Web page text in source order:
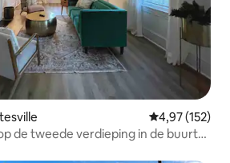
Gemiddelde
4,97 (152)
de tweede verdieping in de buurt